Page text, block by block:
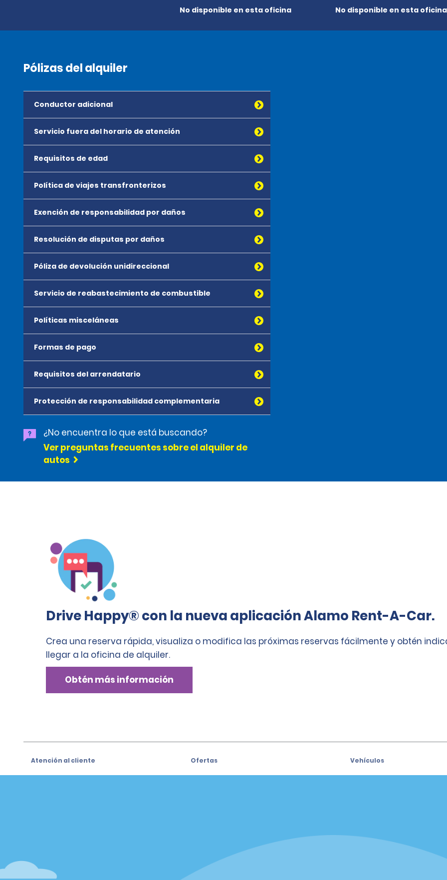
No disponible en esta oficina No disponible en esta oficina
Pólizas del alquiler
Conductor adicional
Servicio fuera del horario de atención
Requisitos de edad
Política de viajes transfronterizos
Exención de responsabilidad por daños
Resolución de disputas por daños
Póliza de devolución unidireccional
Servicio de reabastecimiento de combustible
Políticas misceláneas
Formas de pago
Requisitos del arrendatario
Protección de responsabilidad complementaria
¿No encuentra lo que está buscando?
Ver preguntas frecuentes sobre el alquiler de
autos
Drive Happy® con la nueva aplicación Alamo Rent-A-Car.
Crea una reserva rápida, visualiza o modifica las próximas reservas fácilmente y obtén
llegar a la oficina de alquiler.
Obtén más información
Atención al cliente
Ver/Modificar/Cancelar Ofertas
Ofertas
Alamo Insiders
Iniciar sesión
Vehículos
Vans